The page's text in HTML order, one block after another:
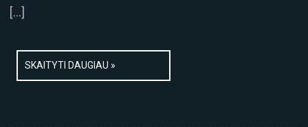
[…]
SKAITYTI DAUGIAU »